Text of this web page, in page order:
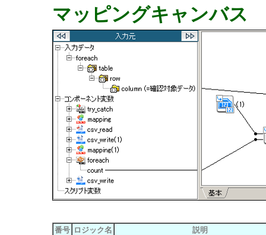
マッピングキャンバス
番号 ロジック名 説明